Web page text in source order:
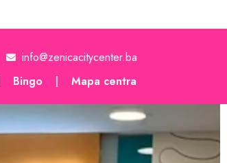
info@zenicacitycenter.ba
Bingo Mapa centra